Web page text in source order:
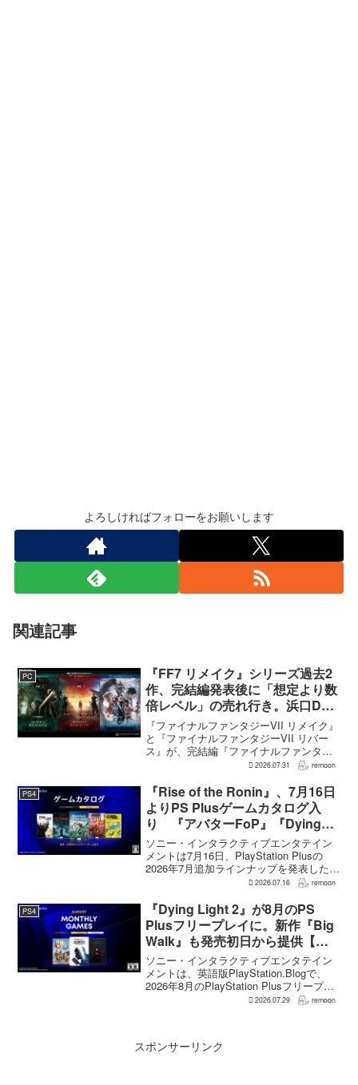
よろしければフォローをお願いします
関連記事
PC
『FF7 リメイク』シリーズ過去2
作、完結編発表後に「想定より数
倍レベル」の売れ行き。浜口Dが
明かす
『ファイナルファンタジーVII リメイク』
と『ファイナルファンタジーVII リバー
ス』が、完結編『ファイナルファンタジ
ーVII リベレーション』の発表後、「我々
ると、シリーズディレクターの浜口直樹
氏がAU...
2026.07.31 remoon
PS4
『Rise of the Ronin』、7月16日
よりPS Plusゲームカタログ入
り 『アバターFoP』『Dying
Light』なども順次配信
ソニー・インタラクティブエンタテイン
メントは7月16日、PlayStation Plusの
2026年7月追加ラインナップを発表した。
幕末の日本を舞台とするTeam NINJAのオ
the Ron...
2026.07.16 remoon
PS4
『Dying Light 2』が8月のPS
Plusフリープレイに。新作『Big
Walk』も発売初日から提供【海
外発表】
ソニー・インタラクティブエンタテイン
メントは、英語版PlayStation.Blogで、
2026年8月のPlayStation Plusフリープレ
イとして『Dying Light 2 Stay Human:
2026.07.29 remoon
スポンサーリンク